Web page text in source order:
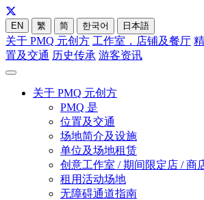
EN 繁 简 한국어 日本語
关于 PMQ 元创方 工作室，店铺及餐厅
置及交通 历史传承 游客资讯
关于 PMQ 元创方
PMQ 是
位置及交通
场地简介及设施
单位及场地租赁
创意工作室 / 期间限定店 / 商
租用活动场地
无障碍通道指南